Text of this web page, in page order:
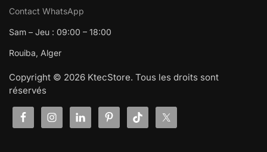
Contact WhatsApp
Sam – Jeu : 09:00 – 18:00
Rouiba, Alger
Copyright © 2026 KtecStore. Tous les droits sont
réservés